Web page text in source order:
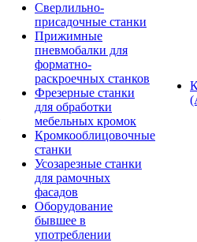
Сверлильно-
присадочные станки
Прижимные
пневмобалки для
форматно-
раскроечных станков
Фрезерные станки
для обработки
мебельных кромок
Кромкооблицовочные
станки
Усозарезные станки
для рамочных
фасадов
Оборудование
бывшее в
употреблении